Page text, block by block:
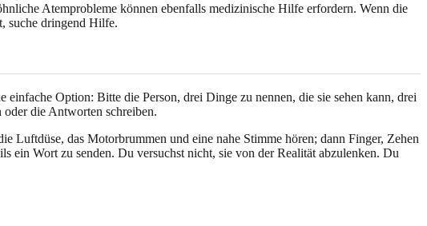
Atemprobleme können ebenfalls medizinische Hilfe erfordern. Wenn die
suche dringend Hilfe.
Option: Bitte die Person, drei Dinge zu nennen, die sie sehen kann, drei
die Antworten schreiben.
Luftdüse, das Motorbrummen und eine nahe Stimme hören; dann Finger, Zehen
ein Wort zu senden. Du versuchst nicht, sie von der Realität abzulenken. Du